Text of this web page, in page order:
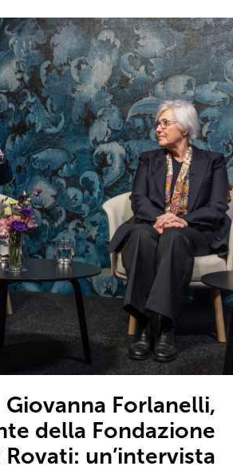
Giovanna Forlanelli,
della Fondazione
Rovati: un’intervista